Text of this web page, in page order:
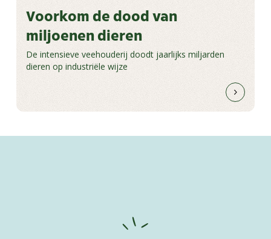
Voorkom de dood van
miljoenen dieren
De intensieve veehouderij doodt jaarlijks miljarden
dieren op industriële wijze